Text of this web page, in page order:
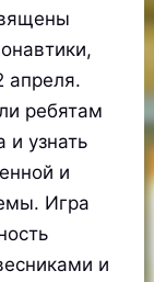
апреля.
ребятам
и узнать
и
Игра
и